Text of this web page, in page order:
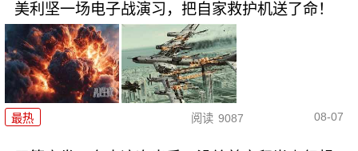
美利坚一场电子战演习，把自家救护机送了命！
最热 阅读 9087 08-07